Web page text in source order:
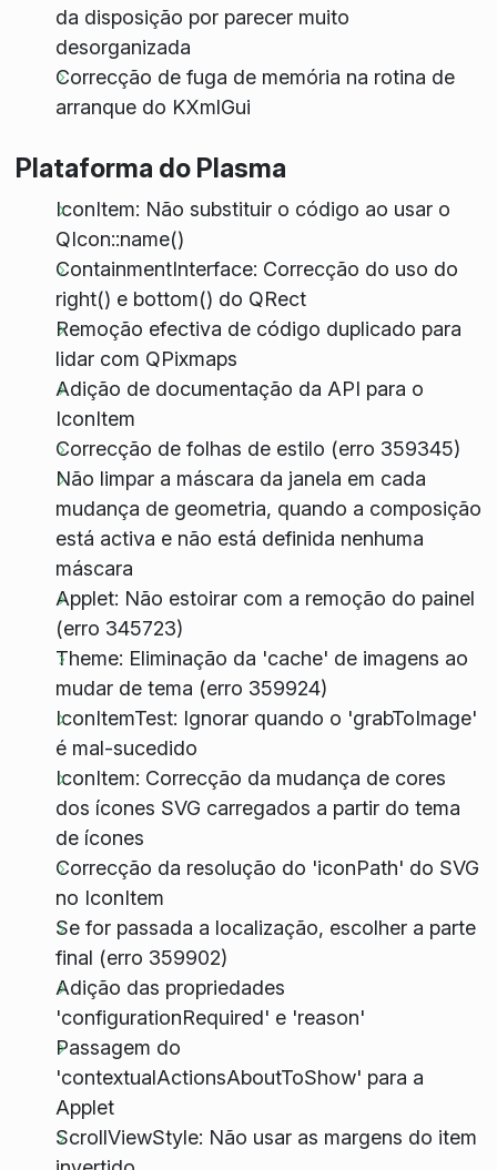
da disposição por parecer muito
desorganizada
Correcção de fuga de memória na rotina de
arranque do KXmlGui
Plataforma do Plasma
IconItem: Não substituir o código ao usar o
QIcon::name()
ContainmentInterface: Correcção do uso do
right() e bottom() do QRect
Remoção efectiva de código duplicado para
lidar com QPixmaps
Adição de documentação da API para o
IconItem
Correcção de folhas de estilo (erro 359345)
Não limpar a máscara da janela em cada
mudança de geometria, quando a composição
está activa e não está definida nenhuma
máscara
Applet: Não estoirar com a remoção do painel
(erro 345723)
Theme: Eliminação da 'cache' de imagens ao
mudar de tema (erro 359924)
IconItemTest: Ignorar quando o 'grabToImage'
é mal-sucedido
IconItem: Correcção da mudança de cores
dos ícones SVG carregados a partir do tema
de ícones
Correcção da resolução do 'iconPath' do SVG
no IconItem
Se for passada a localização, escolher a parte
final (erro 359902)
Adição das propriedades
'configurationRequired' e 'reason'
Passagem do
'contextualActionsAboutToShow' para a
Applet
ScrollViewStyle: Não usar as margens do item